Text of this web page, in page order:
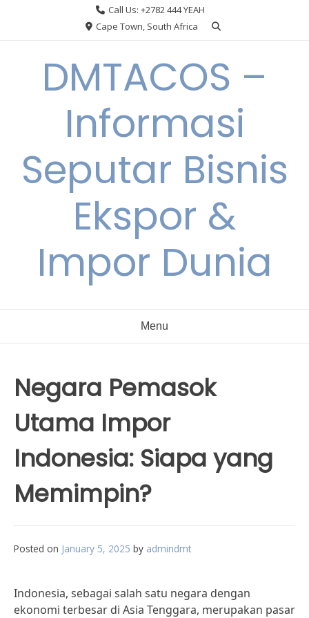
Call Us: +2782 444 YEAH
Cape Town, South Africa
DMTACOS –
Informasi
Seputar Bisnis
Ekspor &
Impor Dunia
Menu
Negara Pemasok
Utama Impor
Indonesia: Siapa yang
Memimpin?
Posted on January 5, 2025 by admindmt
Indonesia, sebagai salah satu negara dengan
ekonomi terbesar di Asia Tenggara, merupakan pasar